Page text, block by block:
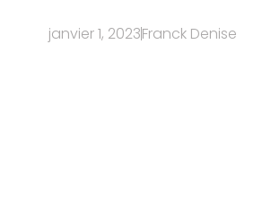
janvier 1, 2023Franck Denise